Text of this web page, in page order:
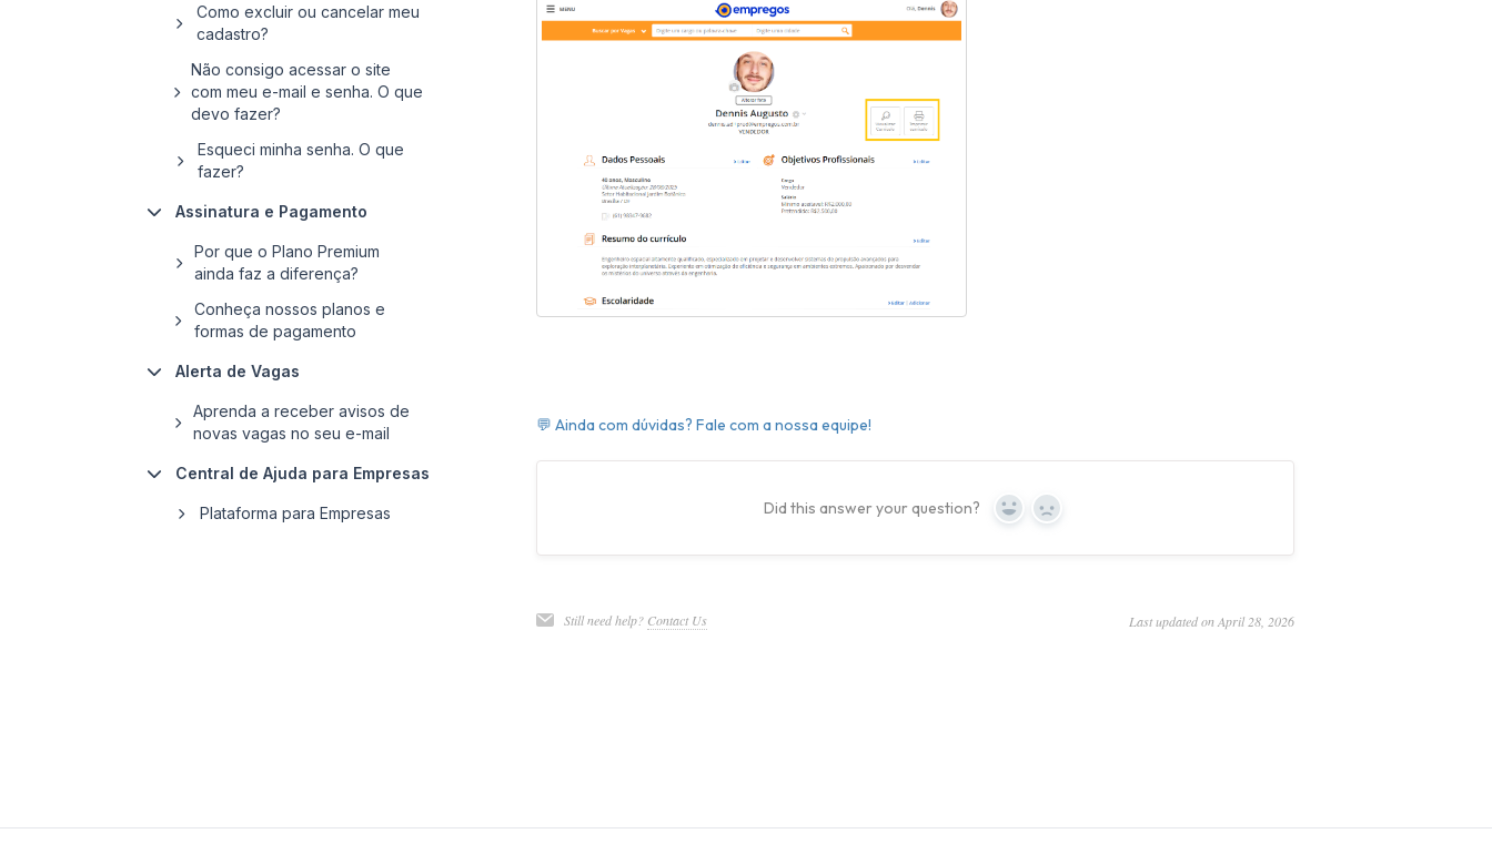
💬 Ainda com dúvidas? Fale com a nossa equipe!
Did this answer your question? Yes No
Still need help? Contact Us Last updated on April 28, 2026
Como excluir ou cancelar meu
cadastro?
Não consigo acessar o site
com meu e-mail e senha. O que
devo fazer?
Esqueci minha senha. O que
fazer?
Assinatura e Pagamento
Por que o Plano Premium
ainda faz a diferença?
Conheça nossos planos e
formas de pagamento
Alerta de Vagas
Aprenda a receber avisos de
novas vagas no seu e-mail
Central de Ajuda para Empresas
Plataforma para Empresas